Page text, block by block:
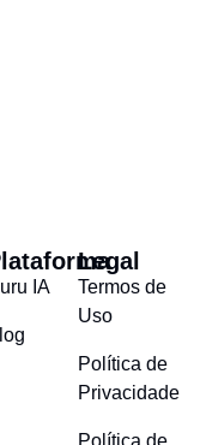
IA
Legal
Termos de
Uso
Política de
Privacidade